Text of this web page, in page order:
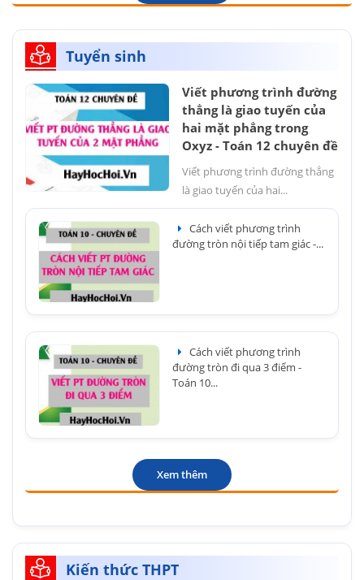
Tuyển sinh
Viết phương trình đường
thẳng là giao tuyến của
hai mặt phẳng trong
Oxyz - Toán 12 chuyên đề
Viết phương trình đường thẳng
là giao tuyến của hai...
Cách viết phương trình
đường tròn nội tiếp tam giác -...
Cách viết phương trình
đường tròn đi qua 3 điểm -
Toán 10...
Xem thêm
Kiến thức THPT